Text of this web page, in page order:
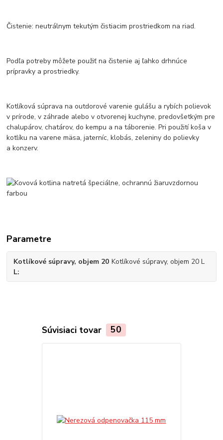
Čistenie: neutrálnym tekutým čistiacim prostriedkom na riad.
Podľa potreby môžete použiť na čistenie aj ľahko drhnúce
prípravky a prostriedky.
Kotlíková súprava na outdorové varenie gulášu a rybích polievok
v prírode, v záhrade alebo v otvorenej kuchyne, predovšetkým pre
chalupárov, chatárov, do kempu a na táborenie. Pri použití koša v
kotlíku na varene mäsa, jaterníc, klobás, zeleniny do polievky
a konzerv.
Parametre
Kotlíkové súpravy, objem 20
L
Kotlíkové súpravy, objem 20 L
Súvisiaci tovar 50